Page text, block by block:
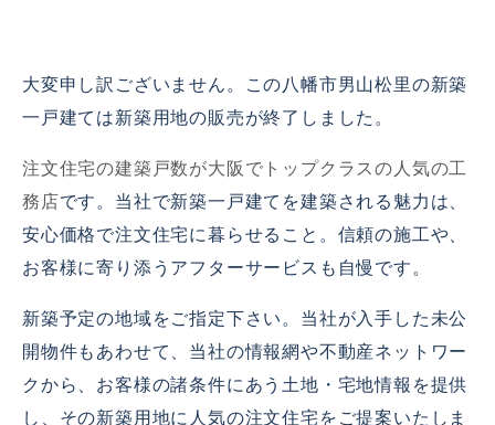
大変申し訳ございません。この八幡市男山松里の新築
一戸建ては新築用地の販売が終了しました。
注文住宅の建築戸数が大阪でトップクラスの人気の工
務店です。当社で新築一戸建てを建築される魅力は、
安心価格で注文住宅に暮らせること。信頼の施工や、
お客様に寄り添うアフターサービスも自慢です。
新築予定の地域をご指定下さい。当社が入手した未公
開物件もあわせて、当社の情報網や不動産ネットワー
クから、お客様の諸条件にあう土地・宅地情報を提供
し、その新築用地に人気の注文住宅をご提案いたしま